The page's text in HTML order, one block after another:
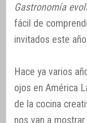
Gastronomía
fácil de
invitados este
Hace ya varios
ojos en América
de la cocina
nos van a